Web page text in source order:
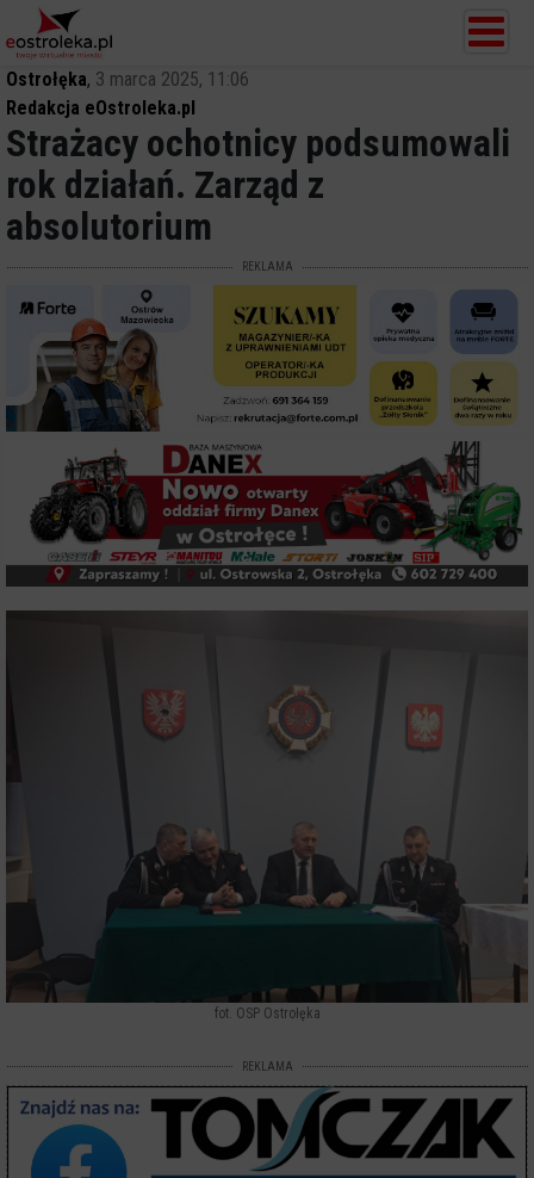
Ostrołęka, 3 marca 2025, 11:06
Redakcja eOstroleka.pl
Strażacy ochotnicy podsumowali
rok działań. Zarząd z
absolutorium
REKLAMA
fot. OSP Ostrołęka
REKLAMA